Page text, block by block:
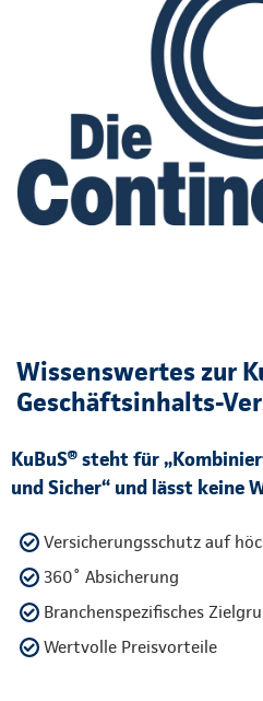
Wissenswertes zur
Geschäftsinhalts-
KuBuS® steht für
und Sicher“ und lässt keine
Versicherungsschutz auf
360˚ Absicherung
Branchenspezifisches
Wertvolle Preisvorteile